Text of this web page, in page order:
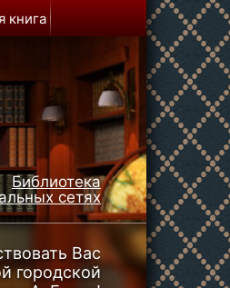
книга
Библиотека
сетях
Вас
городской